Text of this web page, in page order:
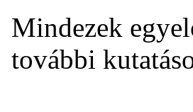
Mindezek
további